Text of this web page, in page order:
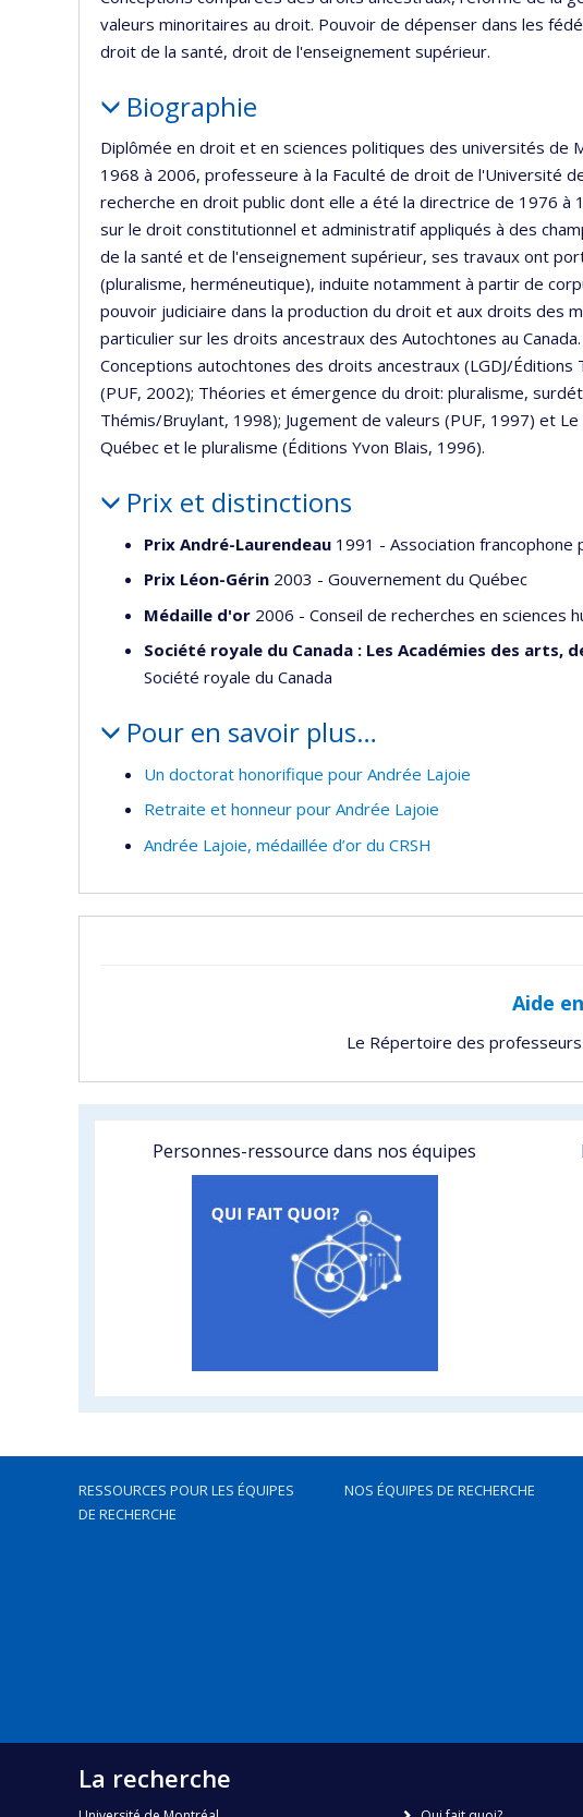
valeurs minoritaires au droit. Pouvoir de dépenser dans les
droit de la santé, droit de l'enseignement supérieur.
Biographie
Diplômée en droit et en sciences politiques des universités de
1968 à 2006, professeure à la Faculté de droit de l'Université
recherche en droit public dont elle a été la directrice de 1976 à
sur le droit constitutionnel et administratif appliqués à des
de la santé et de l'enseignement supérieur, ses travaux ont
(pluralisme, herméneutique), induite notamment à partir de
pouvoir judiciaire dans la production du droit et aux droits des
particulier sur les droits ancestraux des Autochtones au
Conceptions autochtones des droits ancestraux (LGDJ/
(PUF, 2002); Théories et émergence du droit: pluralisme,
Thémis/Bruylant, 1998); Jugement de valeurs (PUF, 1997) et
Québec et le pluralisme (Éditions Yvon Blais, 1996).
Prix et distinctions
Prix André-Laurendeau 1991 - Association francophone
Prix Léon-Gérin 2003 - Gouvernement du Québec
Médaille d'or 2006 - Conseil de recherches en sciences
Société royale du Canada : Les Académies des arts,
Société royale du Canada
Pour en savoir plus…
Un doctorat honorifique pour Andrée Lajoie
Retraite et honneur pour Andrée Lajoie
Andrée Lajoie, médaillée d’or du CRSH
Aide
Le Répertoire des
Personnes-ressource dans nos équipes
RESSOURCES POUR LES ÉQUIPES
DE RECHERCHE
NOS ÉQUIPES DE RECHERCHE
La recherche